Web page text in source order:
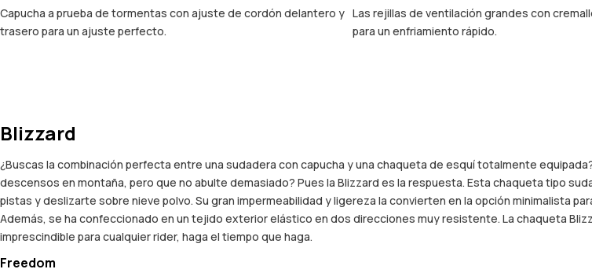
Capucha a prueba de tormentas con ajuste de cordón delantero y
trasero para un ajuste perfecto.
Las rejillas de ventilación grandes con
para un enfriamiento rápido.
Blizzard
¿Buscas la combinación perfecta entre una sudadera con capucha y una chaqueta de esquí totalmente
descensos en montaña, pero que no abulte demasiado? Pues la Blizzard es la respuesta. Esta chaqueta tipo
pistas y deslizarte sobre nieve polvo. Su gran impermeabilidad y ligereza la convierten en la opción minimalista
Además, se ha confeccionado en un tejido exterior elástico en dos direcciones muy resistente. La chaqueta
imprescindible para cualquier rider, haga el tiempo que haga.
Freedom